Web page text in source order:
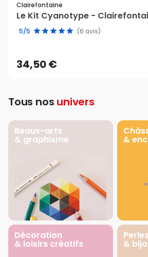
Clairefontaine
Le Kit Cyanotype -
5/5 (6 avis)
34,50 €
Tous nos univers
Beaux-arts
& graphisme &
Décoration
& loisirs créatifs
Perles
&